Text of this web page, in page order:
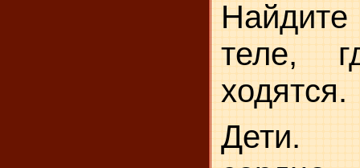
теле,
ходятся.
Дети.